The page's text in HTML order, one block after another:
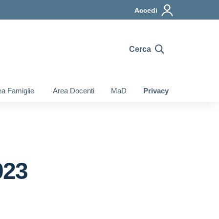
Accedi
Cerca
Famiglie Area Docenti MaD Privacy